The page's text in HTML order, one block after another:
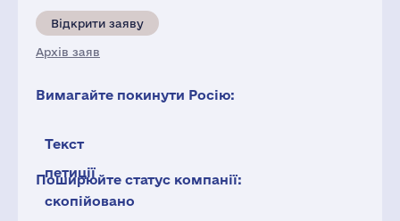
Відкрити заяву
Архів заяв
Вимагайте покинути Росію:
Текст
петиції
скопійовано
Поширюйте статус компанії: